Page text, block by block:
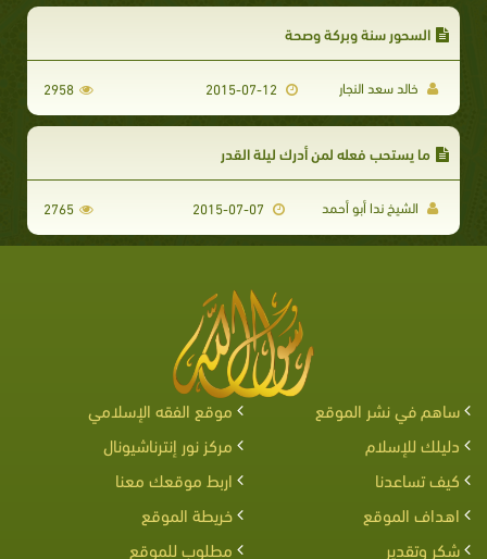
السحور سنة وبركة وصحة
خالد سعد النجار 2958
ما يستحب فعله لمن أدرك ليلة القدر
الشيخ ندا أبو أحمد 2765
ساهم في نشر الموقع
موقع الفقه الإسلامي
دليلك للإسلام
مركز نور إنترناشيونال
كيف تساعدنا
اربط موقعك معنا
اهداف الموقع
خريطة الموقع
شكر وتقدير
مطلوب للموقع